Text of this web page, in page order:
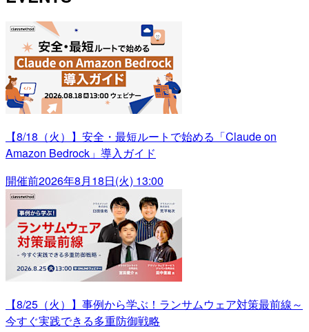
【8/18（火）】安全・最短ルートで始める「Claude on
Amazon Bedrock」導入ガイド
開催前2026年8月18日(火) 13:00
【8/25（火）】事例から学ぶ！ランサムウェア対策最前線～
今すぐ実践できる多重防御戦略